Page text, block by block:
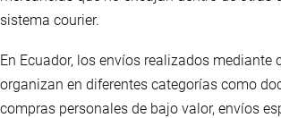
sistema courier.
En Ecuador, los envíos realizados mediante
organizan en diferentes categorías como
compras personales de bajo valor, envíos